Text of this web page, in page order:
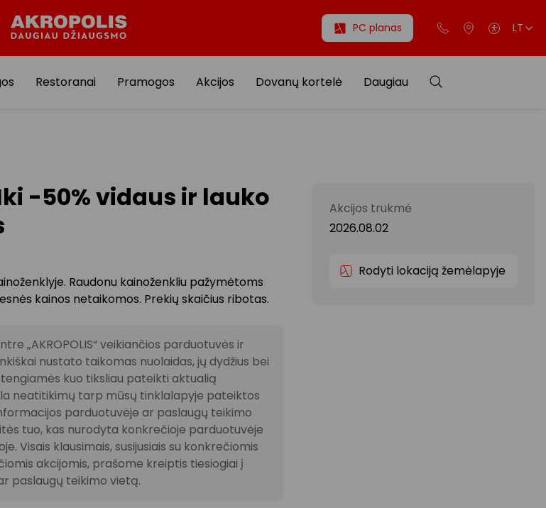
PC planas LT
Restoranai Pramogos Akcijos Dovanų kortelė Daugiau
Iki -50% vidaus ir lauko
Raudonu kainoženkliu pažymėtoms
kainos netaikomos. Prekių skaičius ribotas.
„AKROPOLIS“ veikiančios parduotuvės ir
nustato taikomas nuolaidas, jų dydžius bei
kuo tiksliau pateikti aktualią
neatitikimų tarp mūsų tinklalapyje pateiktos
parduotuvėje ar paslaugų teikimo
tuo, kas nurodyta konkrečioje parduotuvėje
Visais klausimais, susijusiais su konkrečiomis
akcijomis, prašome kreiptis tiesiogiai į
paslaugų teikimo vietą.
Akcijos trukmė
2026.08.02
Rodyti lokaciją žemėlapyje